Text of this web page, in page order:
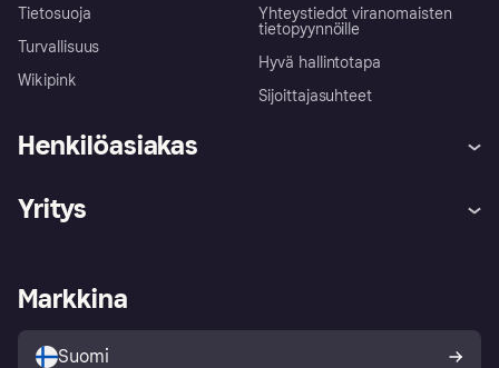
Tietosuoja
Turvallisuus
Wikipink
Yhteystiedot viranomaisten
tietopyynnöille
Hyvä hallintotapa
Sijoittajasuhteet
Henkilöasiakas
Kirjaudu sisään
Tutustu kauppoihin
Ostajan turva
Yritys
Kirjaudu sisään yrityksenä
Markkina
Suomi